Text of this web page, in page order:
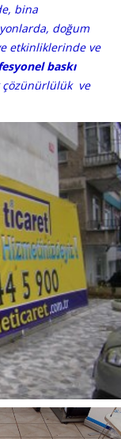
bina
doğum
etkinliklerinde ve
baskı
çözünürlülük ve